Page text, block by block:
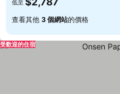
低至
查看其他 3 個網站的價格
受歡迎的住宿